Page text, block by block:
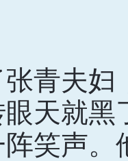
青夫妇
天就黑
笑声